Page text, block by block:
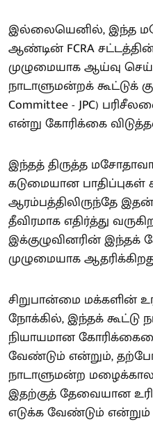
இல்லையெனில், இந்த
ஆண்டின் FCRA
முழுமையாக ஆய்வு
நாடாளுமன்றக் கூட்டுக்
Committee - JPC)
என்று கோரிக்கை
இந்தத் திருத்த
கடுமையான
ஆரம்பத்திலிருந்தே
தீவிரமாக எதிர்த்து
இக்குழுவினரின் இந்தக்
முழுமையாக
சிறுபான்மை மக்களின்
நோக்கில், இந்தக் கூட்டு
நியாயமான
வேண்டும் என்றும்,
நாடாளுமன்ற
இதற்குத் தேவையான
எடுக்க வேண்டும்